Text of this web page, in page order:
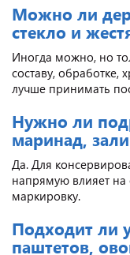
Можно ли
стекло и
Иногда можно, но
составу,
лучше принимать
Нужно ли
маринад,
Да. Для
напрямую влияет на
маркировку.
Подходит ли
паштетов,